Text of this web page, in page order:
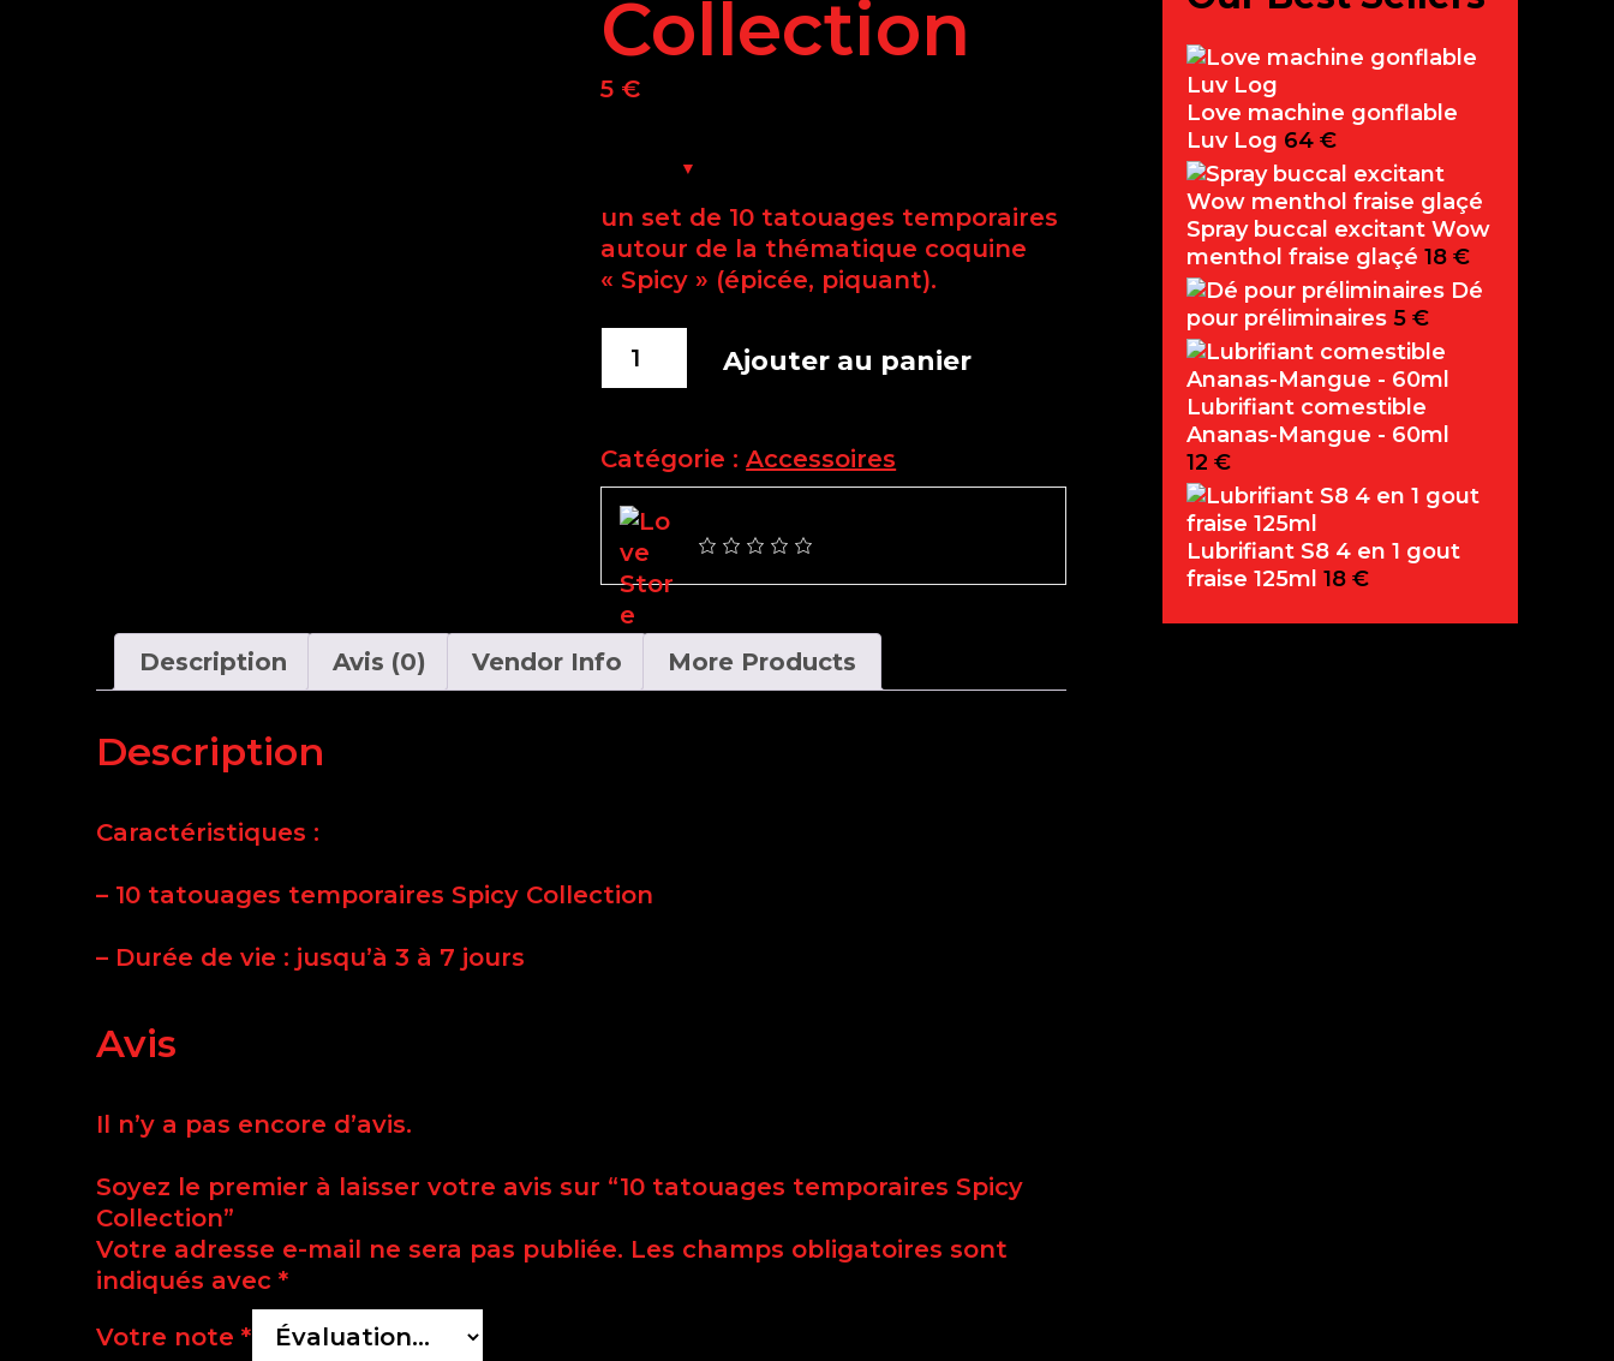
Collection
5 €
un set de 10 tatouages temporaires
autour de la thématique coquine
« Spicy » (épicée, piquant).
temporaires
Spicy
Collection
Ajouter au panier
Catégorie :Accessoires
Description Avis (0) Vendor Info More Products
Description
Caractéristiques :
– 10 tatouages ​​temporaires Spicy Collection
– Durée de vie : jusqu’à 3 à 7 jours
Avis
Il n’y a pas encore d’avis.
Soyez le premier à laisser votre avis sur “10 tatouages temporaires Spicy
Collection”
Votre adresse e-mail ne sera pas publiée. Les champs obligatoires sont
indiqués avec *
Votre note *
Love machine gonflable
Luv Log 64 €
Spray buccal excitant Wow
menthol fraise glaçé 18 €
Dé
pour préliminaires 5 €
Lubrifiant comestible
Ananas-Mangue - 60ml
12 €
Lubrifiant S8 4 en 1 gout
fraise 125ml 18 €